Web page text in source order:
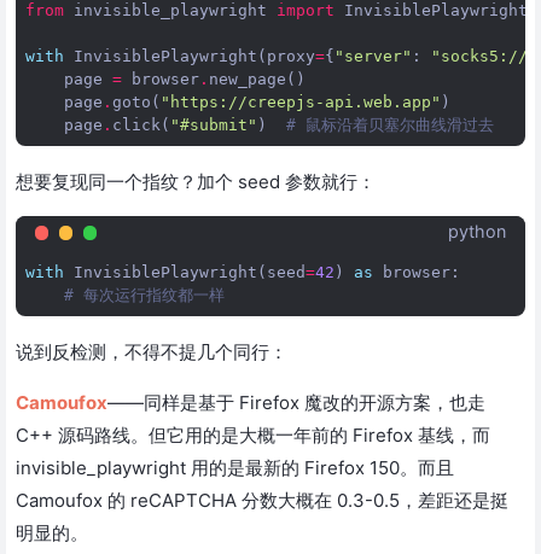
from invisible_playwright import InvisiblePlaywright
with InvisiblePlaywright ( proxy={ "server" :
"socks5://
page = browser . new_page ()
page . goto ( "https://creepjs-api.web.app" )
page . click( "#submit" ) # 鼠标沿着贝塞尔曲线滑过去
想要复现同一个指纹？加个 seed 参数就行：
python
with InvisiblePlaywright ( seed=42 ) as browser :
# 每次运行指纹都一样
说到反检测，不得不提几个同行：
Camoufox——同样是基于 Firefox 魔改的开源方案，也走
C++ 源码路线。但它用的是大概一年前的 Firefox 基线，而
invisible_playwright 用的是最新的 Firefox 150。而且
Camoufox 的 reCAPTCHA 分数大概在 0.3-0.5，差距还是挺
明显的。